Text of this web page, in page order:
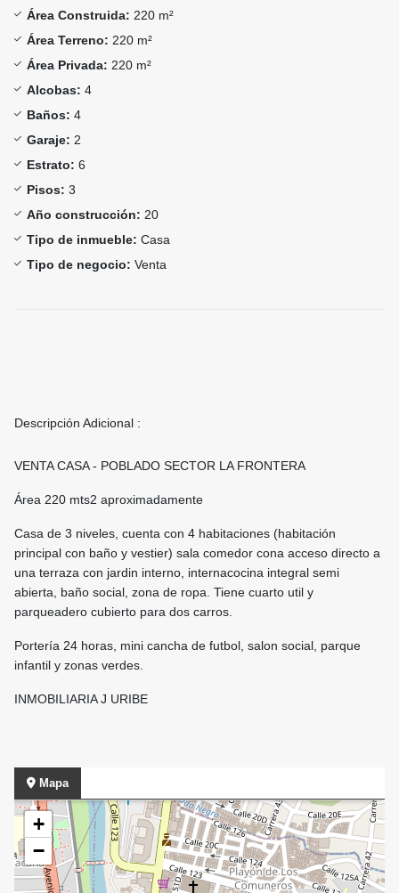
Área Construida: 220 m²
Área Terreno: 220 m²
Área Privada: 220 m²
Alcobas: 4
Baños: 4
Garaje: 2
Estrato: 6
Pisos: 3
Año construcción: 20
Tipo de inmueble: Casa
Tipo de negocio: Venta
Descripción Adicional :
VENTA CASA - POBLADO SECTOR LA FRONTERA
Área 220 mts2 aproximadamente
Casa de 3 niveles, cuenta con 4 habitaciones (habitación
principal con baño y vestier) sala comedor cona acceso directo a
una terraza con jardin interno, internacocina integral semi
abierta, baño social, zona de ropa. Tiene cuarto util y
parqueadero cubierto para dos carros.
Portería 24 horas, mini cancha de futbol, salon social, parque
infantil y zonas verdes.
INMOBILIARIA J URIBE
Mapa
+
−